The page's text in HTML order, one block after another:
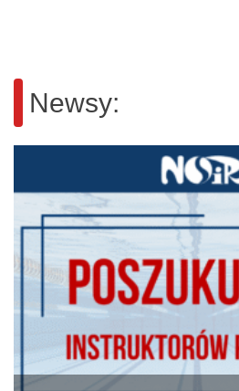
Newsy: